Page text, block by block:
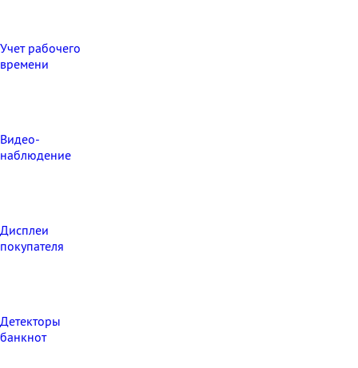
Учет рабочего
времени
Видео‑
наблюдение
Дисплеи
покупателя
Детекторы
банкнот